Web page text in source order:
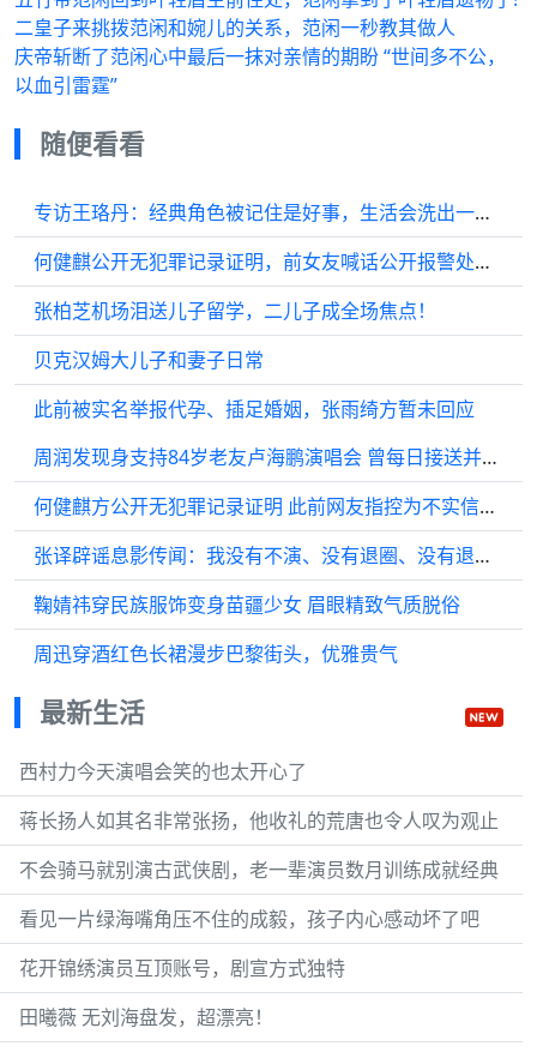
二皇子来挑拨范闲和婉儿的关系，范闲一秒教其做人
庆帝斩断了范闲心中最后一抹对亲情的期盼 “世间多不公，
以血引雷霆”
随便看看
专访王珞丹：经典角色被记住是好事，生活会洗出一个新自己
何健麒公开无犯罪记录证明，前女友喊话公开报警处理结果
张柏芝机场泪送儿子留学，二儿子成全场焦点！
贝克汉姆大儿子和妻子日常
此前被实名举报代孕、插足婚姻，张雨绮方暂未回应
周润发现身支持84岁老友卢海鹏演唱会 曾每日接送并陪伴好友跑步
何健麒方公开无犯罪记录证明 此前网友指控为不实信息及恶意揣测
张译辟谣息影传闻：我没有不演、没有退圈、没有退休、没有息影
鞠婧祎穿民族服饰变身苗疆少女 眉眼精致气质脱俗
周迅穿酒红色长裙漫步巴黎街头，优雅贵气
最新生活
西村力今天演唱会笑的也太开心了
蒋长扬人如其名非常张扬，他收礼的荒唐也令人叹为观止
不会骑马就别演古武侠剧，老一辈演员数月训练成就经典
看见一片绿海嘴角压不住的成毅，孩子内心感动坏了吧
花开锦绣演员互顶账号，剧宣方式独特
田曦薇 无刘海盘发，超漂亮！